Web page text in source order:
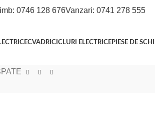
0746 128 676Vanzari: 0741 278 555
CVADRICICLURI ELECTRICEPIESE DE